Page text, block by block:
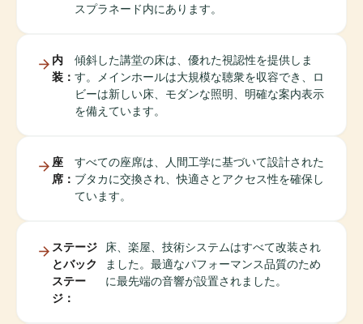
スプラネード内にあります。
内
装：
傾斜した講堂の床は、優れた視認性を提供しま
す。メインホールは大規模な聴衆を収容でき、ロ
ビーは新しい床、モダンな照明、明確な案内表示
を備えています。
座
席：
すべての座席は、人間工学に基づいて設計された
ブタカに交換され、快適さとアクセス性を確保し
ています。
ステージ
とバック
ステー
ジ：
床、楽屋、技術システムはすべて改装され
ました。最適なパフォーマンス品質のため
に最先端の音響が設置されました。